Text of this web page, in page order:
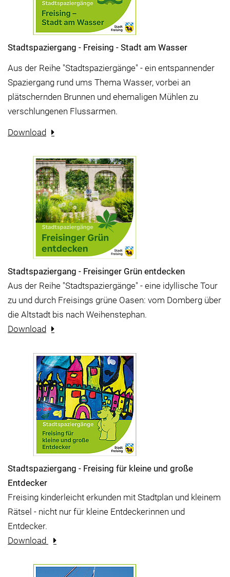
Stadtspaziergang - Freising - Stadt am Wasser
Aus der Reihe "Stadtspaziergänge" - ein entspannender
Spaziergang rund ums Thema Wasser, vorbei an
plätschernden Brunnen und ehemaligen Mühlen zu
verschlungenen Flussarmen.
Download
Stadtspaziergang - Freisinger Grün entdecken
Aus der Reihe "Stadtspaziergänge" - eine idyllische Tour
zu und durch Freisings grüne Oasen: vom Domberg über
die Altstadt bis nach Weihenstephan.
Download
Stadtspaziergang - Freising für kleine und große
Entdecker
Freising kinderleicht erkunden mit Stadtplan und kleinem
Rätsel - nicht nur für kleine Entdeckerinnen und
Entdecker.
Download